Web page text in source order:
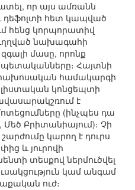
որ այս ամռանն
դեֆոլտի հետ կապված
հենց կորպորատիվ
նախագահի
մասը, որոնք
Հայտնի
համակարգի
կոնցեպտի
է
(ինչպես դա
Մեծ Բրիտանիայում)։ Չի
շարժումը կարող է դուրս
և յուրովի
տեսքով ներմուծվել
կամ անգամ
ուժ։